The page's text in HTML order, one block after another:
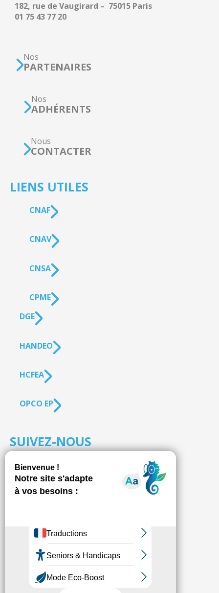
182, rue de Vaugirard – 75015 Paris
01 75 43 77 20
Nos
PARTENAIRES
Nos
ADHÉRENTS
Nous
CONTACTER
LIENS UTILES
CNAF
CNAV
CNSA
CPME
DGE
HANDEO
HCFEA
OPCO EP
SUIVEZ-NOUS
Fédésap © 2021
Mentions légales